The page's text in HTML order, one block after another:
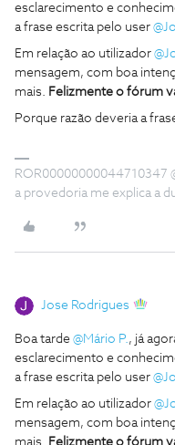
esclarecimento e
a frase escrita pelo user
Em relação ao utilizador
mensagem, com boa
mais. Felizmente o fórum
Porque razão deveria a
ROR00000000044710347
a provedoria me explica a
Jose Rodrigues
Boa tarde @Mário P., já
esclarecimento e
a frase escrita pelo user
Em relação ao utilizador
mensagem, com boa
mais.
Felizmente o fórum